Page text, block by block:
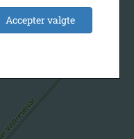
Accepter valgte